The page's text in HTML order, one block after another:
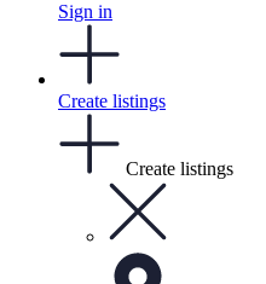
Sign in
Create listings
Create listings